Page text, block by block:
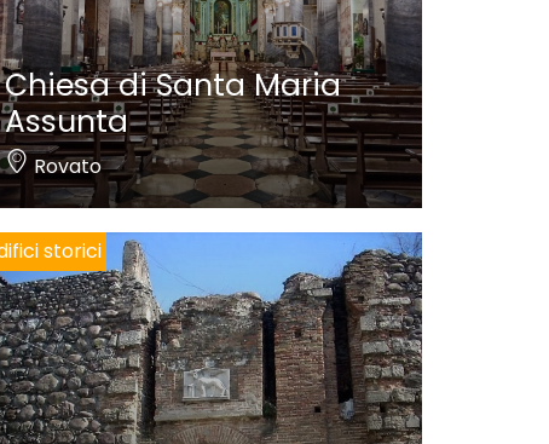
Chiesa di Santa Maria
Assunta
Rovato
storici